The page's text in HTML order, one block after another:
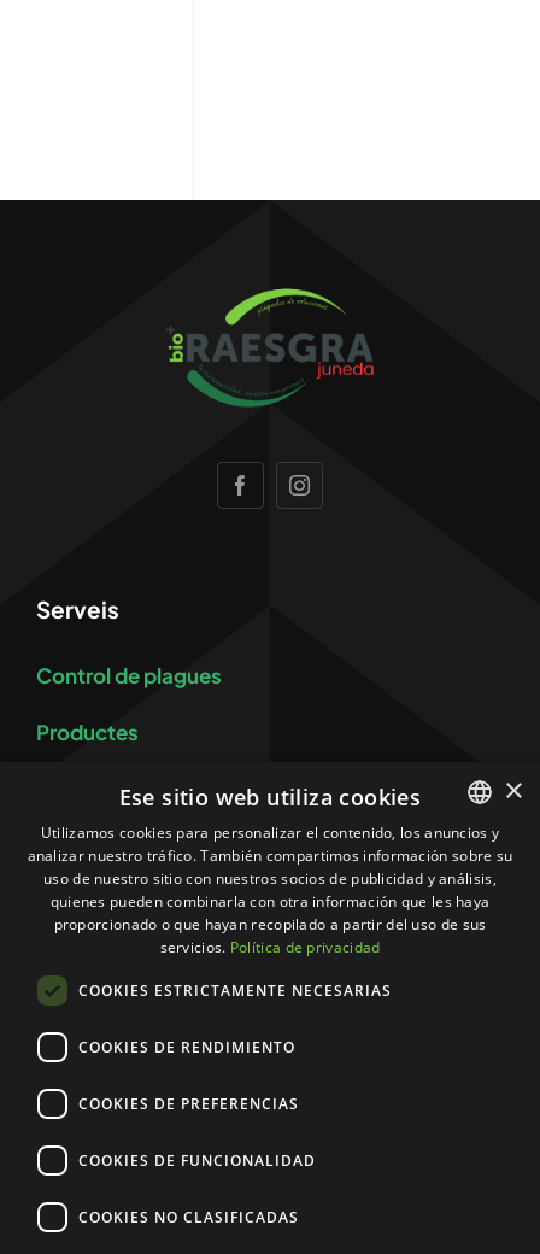
Serveis
Control de plagues
Productes
Control i prevenció de legionel·losi
Més
Contacte
Política de privadesa
Política de Cookies
Avís legal
Canal de denúncies
SPANISH
CATALAN
×
Ese sitio web utiliza cookies
Utilizamos cookies para personalizar el contenido, los anuncios y
analizar nuestro tráfico. También compartimos información sobre su
uso de nuestro sitio con nuestros socios de publicidad y análisis,
quienes pueden combinarla con otra información que les haya
proporcionado o que hayan recopilado a partir del uso de sus
servicios. Política de privacidad
COOKIES ESTRICTAMENTE NECESARIAS
COOKIES DE RENDIMIENTO
COOKIES DE PREFERENCIAS
COOKIES DE FUNCIONALIDAD
COOKIES NO CLASIFICADAS